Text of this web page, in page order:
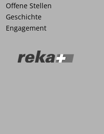
Offene Stellen
Geschichte
Engagement